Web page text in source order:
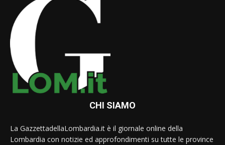
CHI SIAMO
La GazzettadellaLombardia.it è il giornale online della
Lombardia con notizie ed approfondimenti su tutte le province